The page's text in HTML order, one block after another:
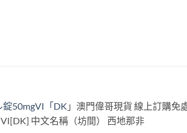
錠50mgVI「DK 」澳門偉哥現貨 線上訂購免
中文名稱（坊間） 西地那非